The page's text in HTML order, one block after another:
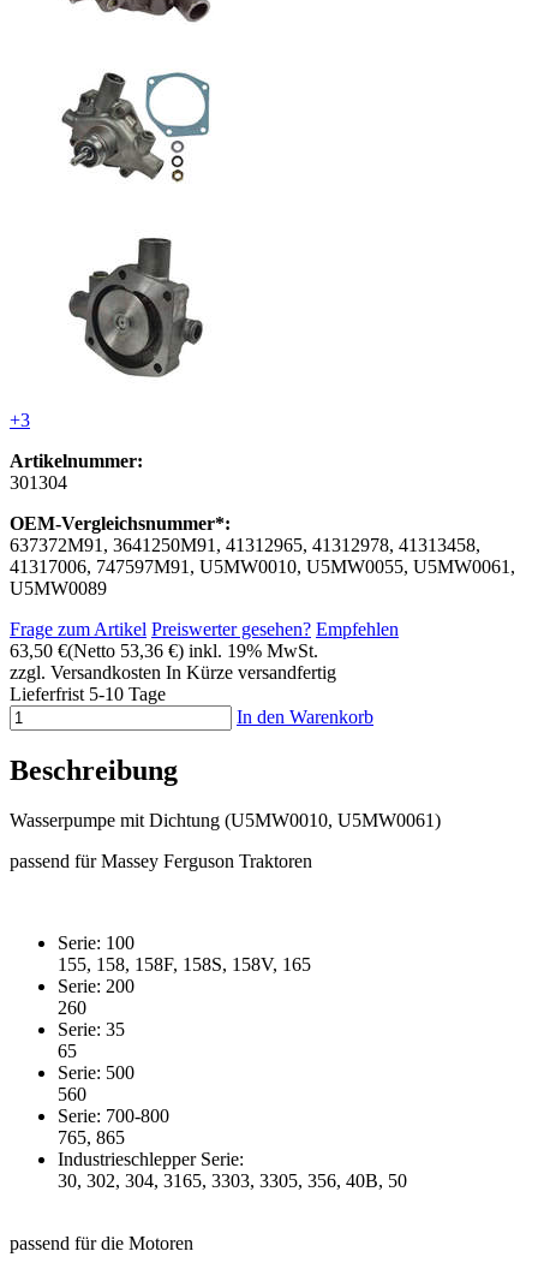
+3
Artikelnummer:
301304
OEM-Vergleichsnummer*:
637372M91, 3641250M91, 41312965, 41312978, 41313458,
41317006, 747597M91, U5MW0010, U5MW0055, U5MW0061,
U5MW0089
Frage zum Artikel Preiswerter gesehen? Empfehlen
63,50 €(Netto 53,36 €) inkl. 19% MwSt.
zzgl. Versandkosten In Kürze versandfertig
Lieferfrist 5-10 Tage
In den Warenkorb
Beschreibung
Wasserpumpe mit Dichtung (U5MW0010, U5MW0061)
passend für Massey Ferguson Traktoren
Serie: 100
155, 158, 158F, 158S, 158V, 165
Serie: 200
260
Serie: 35
65
Serie: 500
560
Serie: 700-800
765, 865
Industrieschlepper Serie:
30, 302, 304, 3165, 3303, 3305, 356, 40B, 50
passend für die Motoren